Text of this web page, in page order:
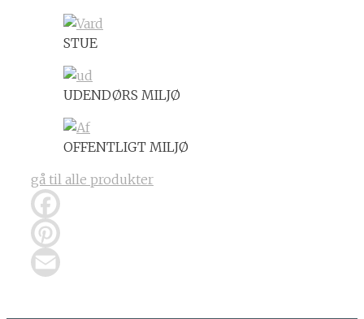
STUE
UDENDØRS MILJØ
OFFENTLIGT MILJØ
gå til alle produkter